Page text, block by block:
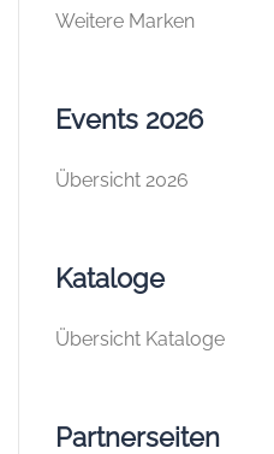
Weitere Marken
Events 2026
Übersicht 2026
Kataloge
Übersicht Kataloge
Partnerseiten